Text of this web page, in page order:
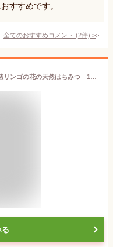
すすめです。
全てのおすすめコメント (2件) >
茨城県大子町産非加熱ハチミツ奥久慈リンゴの花の天然はちみつ 120g 【松浦養蜂 】